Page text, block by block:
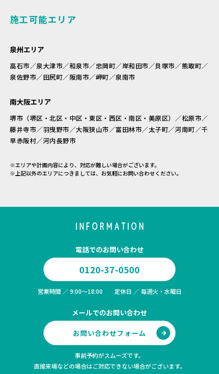
施工可能エリア
泉州エリア
高石市／泉大津市／和泉市／忠岡町／岸和田市／貝塚市／熊取町／
泉佐野市／田尻町／阪南市／岬町／泉南市
南大阪エリア
堺市（堺区・北区・中区・東区・西区・南区・美原区）／松原市／
藤井寺市／羽曳野市／大阪狭山市／富田林市／太子町／河南町／千
早赤阪村／河内長野市
※エリアや計画内容により、対応が難しい場合がございます。
※上記以外のエリアにつきましては、お気軽にお問い合わせください。
INFORMATION
電話でのお問い合わせ
0120-37-0500
営業時間 ／ 9:00～18:00 定休日 ／ 毎週火・水曜日
メールでのお問い合わせ
お問い合わせフォーム
事前予約がスムーズです。
直接来場などの場合はご対応できない場合がございます。